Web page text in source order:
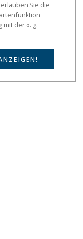
Sie die
mit der o. g.